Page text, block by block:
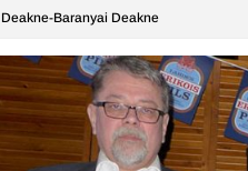
Deakne-Baranyai Deakne